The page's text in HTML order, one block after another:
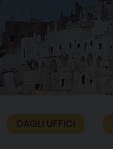
DAGLI UFFICI